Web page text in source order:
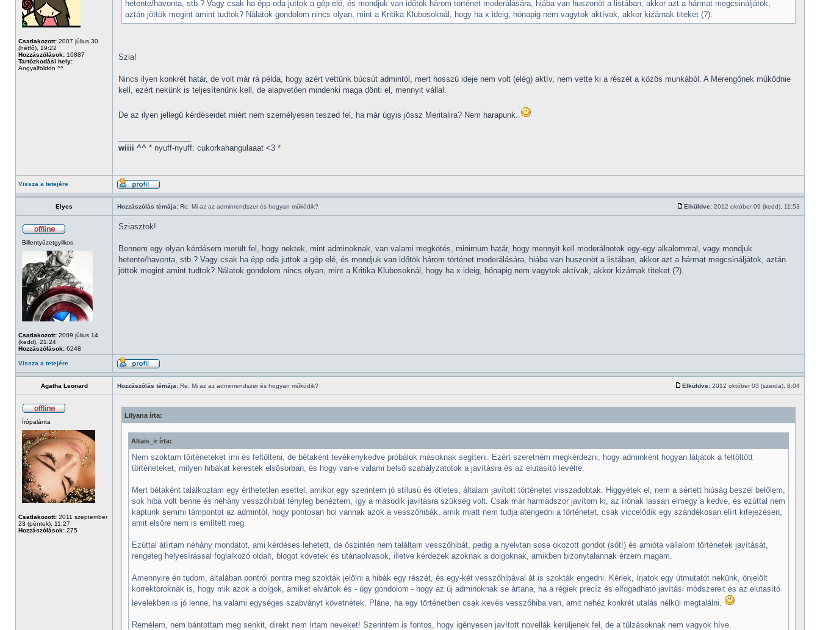
Csatlakozott: 2007 július 30
(hétfő), 19:22
Hozzászólások: 10887
Tartózkodási hely:
Angyalföldön ^^
hetente/havonta, stb.? Vagy csak ha épp oda juttok a gép elé, és mondjuk van időtök három történet moderálására, hiába van huszonöt a listában, akkor azt a hármat megcsináljátok,
aztán jöttök megint amint tudtok? Nálatok gondolom nincs olyan, mint a Kritika Klubosoknál, hogy ha x ideig, hónapig nem vagytok aktívak, akkor kizárnak titeket (?).
Szia!
Nincs ilyen konkrét határ, de volt már rá példa, hogy azért vettünk búcsút admintól, mert hosszú ideje nem volt (elég) aktív, nem vette ki a részét a közös munkából. A Merengőnek működnie
kell, ezért nekünk is teljesítenünk kell, de alapvetően mindenki maga dönti el, mennyit vállal.
De az ilyen jellegű kérdéseidet miért nem személyesen teszed fel, ha már úgyis jössz Meritalira? Nem harapunk.
wiiii ^^ * nyuff-nyuff: cukorkahangulaaat <3 *
Vissza a tetejére
Elyes Hozzászólás témája: Re: Mi az az adminrendszer és hogyan működik? Elküldve: 2012 október 09 (kedd), 11:53
Billentyűzetgyilkos
Csatlakozott: 2009 július 14
(kedd), 21:24
Hozzászólások: 6248
Sziasztok!
Bennem egy olyan kérdésem merült fel, hogy nektek, mint adminoknak, van valami megkötés, minimum határ, hogy mennyit kell moderálnotok egy-egy alkalommal, vagy mondjuk
hetente/havonta, stb.? Vagy csak ha épp oda juttok a gép elé, és mondjuk van időtök három történet moderálására, hiába van huszonöt a listában, akkor azt a hármat megcsináljátok, aztán
jöttök megint amint tudtok? Nálatok gondolom nincs olyan, mint a Kritika Klubosoknál, hogy ha x ideig, hónapig nem vagytok aktívak, akkor kizárnak titeket (?).
Vissza a tetejére
Agatha Leonard Hozzászólás témája: Re: Mi az az adminrendszer és hogyan működik? Elküldve: 2012 október 03 (szerda), 8:04
Írópalánta
Csatlakozott: 2011 szeptember
23 (péntek), 11:27
Hozzászólások: 275
Lilyana írta:
Altais_ir írta:
Nem szoktam történeteket írni és feltölteni, de bétaként tevékenykedve próbálok másoknak segíteni. Ezért szeretném megkérdezni, hogy adminként hogyan látjátok a feltöltött
történeteket, milyen hibákat kerestek elsősorban, és hogy van-e valami belső szabályzatotok a javításra és az elutasító levélre.
Mert bétaként találkoztam egy érthetetlen esettel, amikor egy szerintem jó stílusú és ötletes, általam javított történetet visszadobtak. Higgyétek el, nem a sértett hiúság beszél belőlem,
sok hiba volt benne és néhány vesszőhibát tényleg benéztem, így a második javításra szükség volt. Csak már harmadszor javítom ki, az írónak lassan elmegy a kedve, és ezúttal nem
kaptunk semmi támpontot az admintól, hogy pontosan hol vannak azok a vesszőhibák, amik miatt nem tudja átengedni a történetet, csak viccelődik egy szándékosan elírt kifejezésen,
amit elsőre nem is említett meg.
Ezúttal átírtam néhány mondatot, ami kérdéses lehetett, de őszintén nem találtam vesszőhibát, pedig a nyelvtan sose okozott gondot (sőt!) és amióta vállalom történetek javítását,
rengeteg helyesírással foglalkozó oldalt, blogot követek és utánaolvasok, illetve kérdezek azoknak a dolgoknak, amikben bizonytalannak érzem magam.
Amennyire én tudom, általában pontról pontra meg szokták jelölni a hibák egy részét, és egy-két vesszőhibával át is szokták engedni. Kérlek, írjatok egy útmutatót nekünk, önjelölt
korrektoroknak is, hogy mik azok a dolgok, amiket elvártok és - úgy gondolom - hogy az új adminoknak se ártana, ha a régiek precíz és elfogadható javítási módszereit és az elutasító
levelekben is jó lenne, ha valami egységes szabványt követnétek. Pláne, ha egy történetben csak kevés vesszőhiba van, amit nehéz konkrét utalás nélkül megtalálni.
Remélem, nem bántottam meg senkit, direkt nem írtam neveket! Szerintem is fontos, hogy igényesen javított novellák kerüljenek fel, de a túlzásoknak nem vagyok híve.